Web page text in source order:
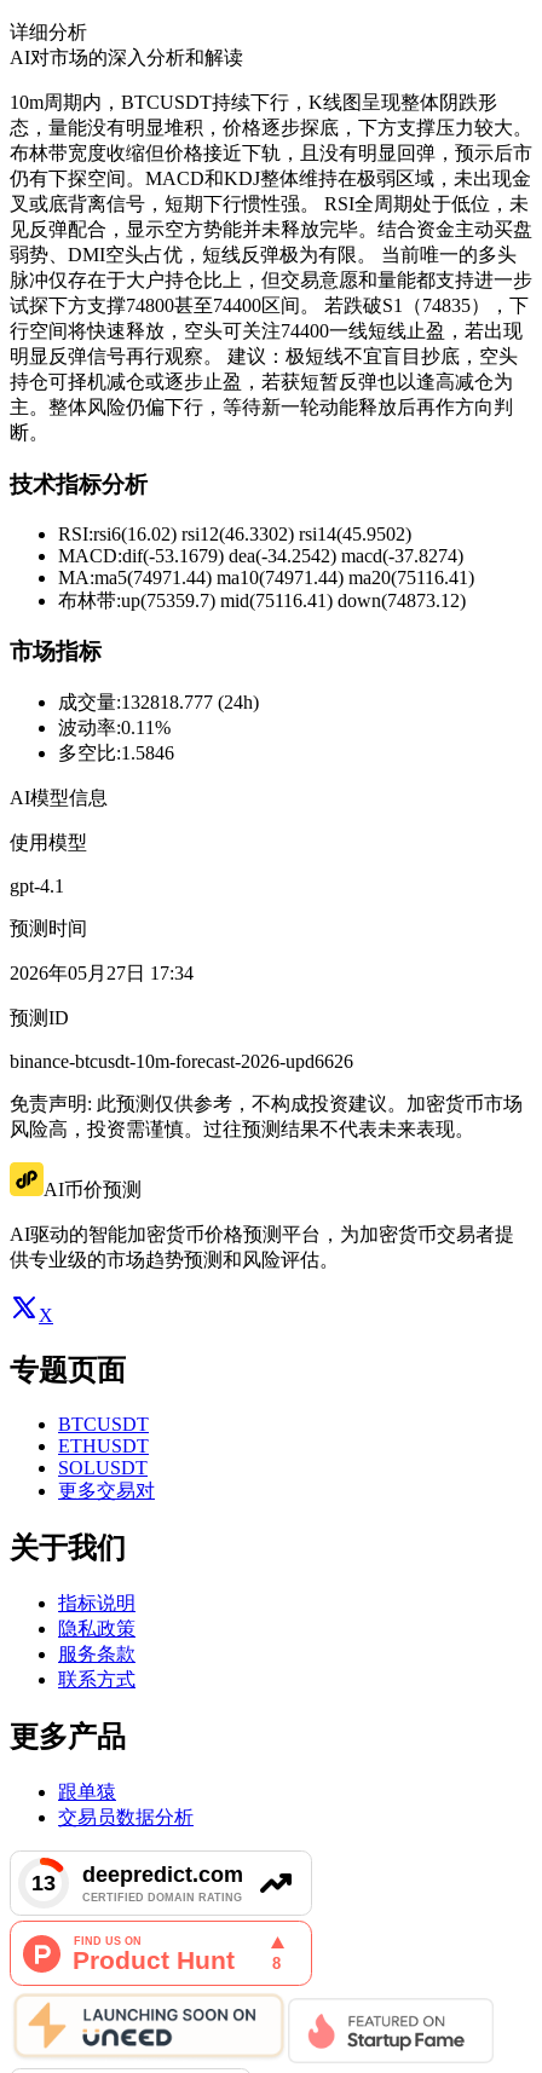
详细分析
AI对市场的深入分析和解读
10m周期内，BTCUSDT持续下行，K线图呈现整体阴跌形
态，量能没有明显堆积，价格逐步探底，下方支撑压力较大。
布林带宽度收缩但价格接近下轨，且没有明显回弹，预示后市
仍有下探空间。MACD和KDJ整体维持在极弱区域，未出现金
叉或底背离信号，短期下行惯性强。 RSI全周期处于低位，未
见反弹配合，显示空方势能并未释放完毕。结合资金主动买盘
弱势、DMI空头占优，短线反弹极为有限。 当前唯一的多头
脉冲仅存在于大户持仓比上，但交易意愿和量能都支持进一步
试探下方支撑74800甚至74400区间。 若跌破S1（74835），下
行空间将快速释放，空头可关注74400一线短线止盈，若出现
明显反弹信号再行观察。 建议：极短线不宜盲目抄底，空头
持仓可择机减仓或逐步止盈，若获短暂反弹也以逢高减仓为
主。整体风险仍偏下行，等待新一轮动能释放后再作方向判
断。
技术指标分析
RSI:rsi6(16.02) rsi12(46.3302) rsi14(45.9502)
MACD:dif(-53.1679) dea(-34.2542) macd(-37.8274)
MA:ma5(74971.44) ma10(74971.44) ma20(75116.41)
布林带:up(75359.7) mid(75116.41) down(74873.12)
市场指标
成交量:132818.777 (24h)
波动率:0.11%
多空比:1.5846
AI模型信息
使用模型
gpt-4.1
预测时间
2026年05月27日 17:34
预测ID
binance-btcusdt-10m-forecast-2026-upd6626
免责声明: 此预测仅供参考，不构成投资建议。加密货币市场
风险高，投资需谨慎。过往预测结果不代表未来表现。
AI币价预测
AI驱动的智能加密货币价格预测平台，为加密货币交易者提
供专业级的市场趋势预测和风险评估。
X
专题页面
BTCUSDT
ETHUSDT
SOLUSDT
更多交易对
关于我们
指标说明
隐私政策
服务条款
联系方式
更多产品
跟单猿
交易员数据分析